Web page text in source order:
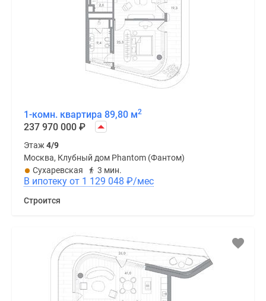
1-комн. квартира 89,80 м2
237 970 000 ₽
Этаж4/9
Москва, Клубный дом Phantom (Фантом)
Сухаревская
3 мин.
В ипотеку от 1 129 048 ₽/мес
Строится